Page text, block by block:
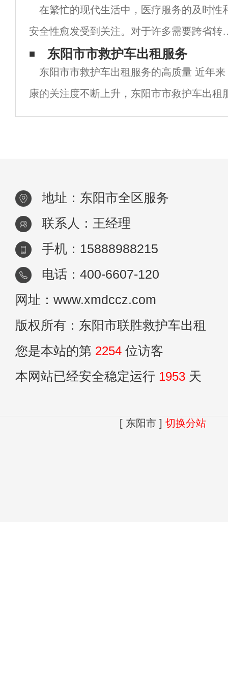
治。为了解决这一问题，一些城市开始出现
在繁忙的现代生活中，医疗服务的及时性
安全性愈发受到关注。对于许多需要跨省转
的患者而言，长途救护车服务成为了他们医
之路上的重要选择。而在这方面，东阳市的
途跨省救护车服务凭借专业团队、先进设备
周到
东阳市市救护车出租服务
东阳市市救护车出租服务的高质量 近年
康的关注度不断上升，东阳市市救护车出租
来越大。作为一个国际大都市，东阳市市拥
地址：东阳市全区服务
联系人：王经理
手机：15888988215
电话：400-6607-120
网址：www.xmdccz.com
版权所有：东阳市联胜救护车出租
您是本站的第 2254 位访客
本网站已经安全稳定运行 1953 天
[ 东阳市 ] 切换分站